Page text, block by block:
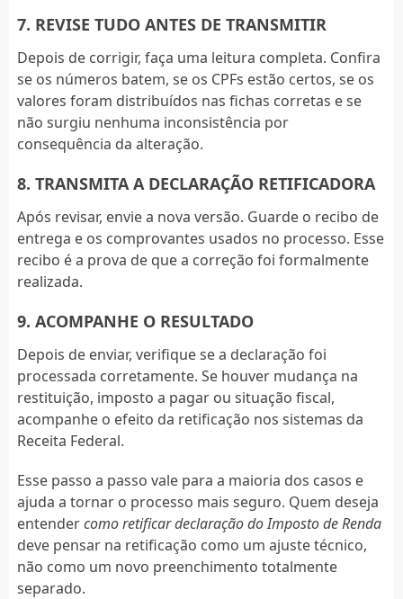
7. REVISE TUDO ANTES DE TRANSMITIR
Depois de corrigir, faça uma leitura completa. Confira
se os números batem, se os CPFs estão certos, se os
valores foram distribuídos nas fichas corretas e se
não surgiu nenhuma inconsistência por
consequência da alteração.
8. TRANSMITA A DECLARAÇÃO RETIFICADORA
Após revisar, envie a nova versão. Guarde o recibo de
entrega e os comprovantes usados no processo. Esse
recibo é a prova de que a correção foi formalmente
realizada.
9. ACOMPANHE O RESULTADO
Depois de enviar, verifique se a declaração foi
processada corretamente. Se houver mudança na
restituição, imposto a pagar ou situação fiscal,
acompanhe o efeito da retificação nos sistemas da
Receita Federal.
Esse passo a passo vale para a maioria dos casos e
ajuda a tornar o processo mais seguro. Quem deseja
entendercomo retificar declaração do Imposto de Renda
deve pensar na retificação como um ajuste técnico,
não como um novo preenchimento totalmente
separado.